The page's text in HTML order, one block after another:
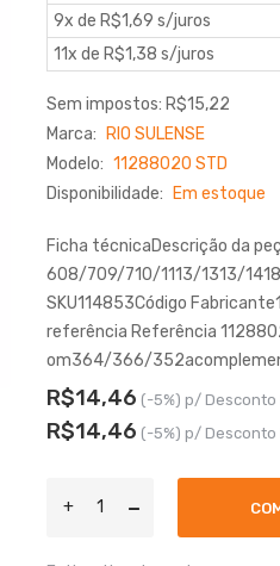
9x de R$1,69 s/juros
11x de R$1,38 s/juros
Sem impostos: R$15,22
Marca:
RIO SULENSE
Modelo: 11288020 STD
Disponibilidade:
Em estoque
Ficha técnicaDescrição da
608/709/710/1113/1313/
SKU114853Código
referência Referência
om364/366/
R$14,46 (-5%) p/ Desconto
R$14,46 (-5%) p/ Desconto